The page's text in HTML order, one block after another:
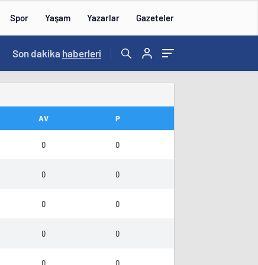
Spor Yaşam Yazarlar Gazeteler
15:59 /
Son dakika haberleri
AV P
0 0
0 0
0 0
0 0
0 0